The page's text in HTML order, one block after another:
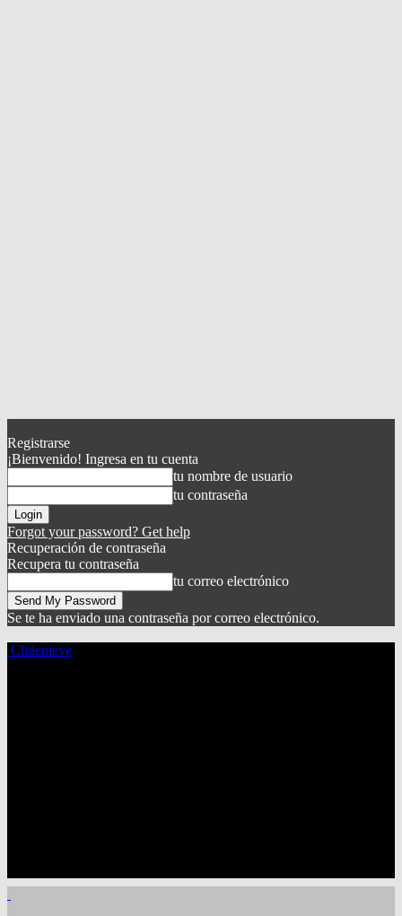
Registrarse
¡Bienvenido! Ingresa en tu cuenta
tu nombre de usuario
tu contraseña
Forgot your password? Get help
Recuperación de contraseña
Recupera tu contraseña
tu correo electrónico
Se te ha enviado una contraseña por correo electrónico.
Chilenieve